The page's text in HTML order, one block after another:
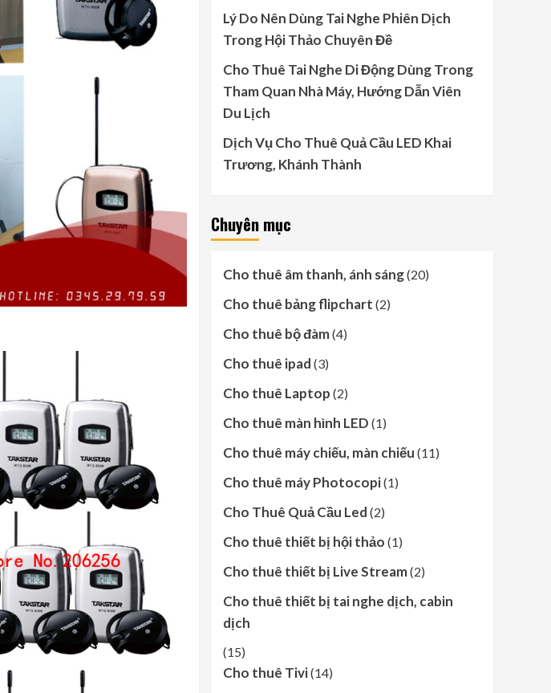
Lý Do Nên Dùng Tai Nghe Phiên Dịch
Trong Hội Thảo Chuyên Đề
Cho Thuê Tai Nghe Di Động Dùng Trong
Tham Quan Nhà Máy, Hướng Dẫn Viên
Du Lịch
Dịch Vụ Cho Thuê Quả Cầu LED Khai
Trương, Khánh Thành
Chuyên mục
Cho thuê âm thanh, ánh sáng(20)
Cho thuê bảng flipchart (2)
Cho thuê bộ đàm(4)
Cho thuê ipad (3)
Cho thuê Laptop (2)
Cho thuê màn hình LED (1)
Cho thuê máy chiếu, màn chiếu (11)
Cho thuê máy Photocopi(1)
Cho Thuê Quả Cầu Led (2)
Cho thuê thiết bị hội thảo (1)
Cho thuê thiết bị Live Stream(2)
Cho thuê thiết bị tai nghe dịch, cabin
dịch
(15)
Cho thuê Tivi(14)